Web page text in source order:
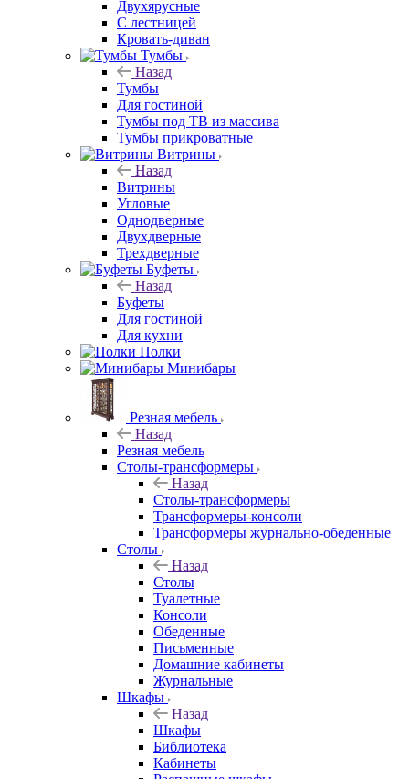
Двухярусные
С лестницей
Кровать-диван
Тумбы
Назад
Тумбы
Для гостиной
Тумбы под ТВ из массива
Тумбы прикроватные
Витрины
Назад
Витрины
Угловые
Однодверные
Двухдверные
Трехдверные
Буфеты
Назад
Буфеты
Для гостиной
Для кухни
Полки
Минибары
Резная мебель
Назад
Резная мебель
Столы-трансформеры
Назад
Столы-трансформеры
Трансформеры-консоли
Трансформеры журнально-обеденные
Столы
Назад
Столы
Туалетные
Консоли
Обеденные
Письменные
Домашние кабинеты
Журнальные
Шкафы
Назад
Шкафы
Библиотека
Кабинеты